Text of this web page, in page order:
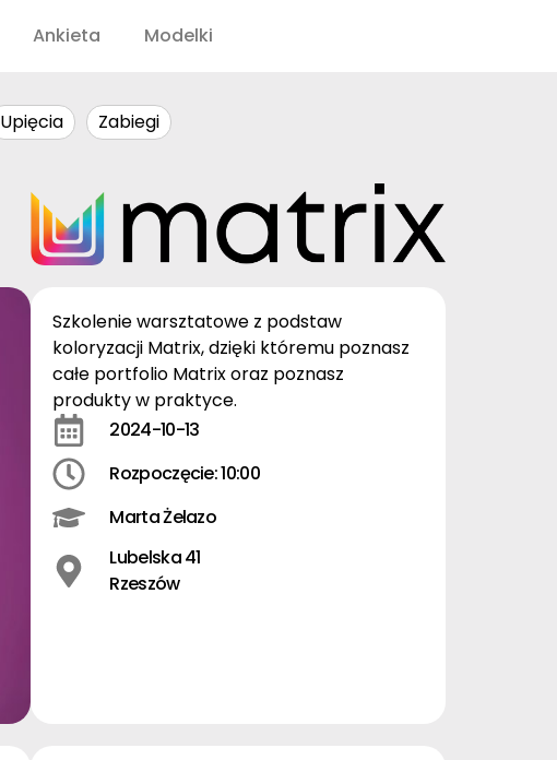
Ankieta Modelki
Upięcia Zabiegi
Szkolenie warsztatowe z podstaw
koloryzacji Matrix, dzięki któremu poznasz
całe portfolio Matrix oraz poznasz
produkty w praktyce.
2024-10-13
Rozpoczęcie: 10:00
Marta Żelazo
Lubelska 41
Rzeszów